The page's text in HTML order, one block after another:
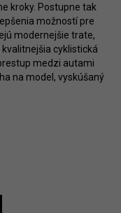
kroky. Postupne tak
možností pre
modernejšie trate,
cyklistická
medzi autami
na model, vyskúšaný